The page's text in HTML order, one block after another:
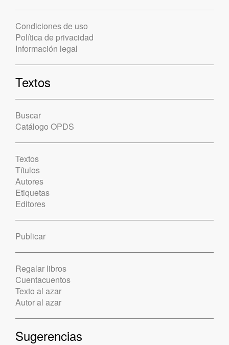
Condiciones de uso
Política de privacidad
Información legal
Textos
Buscar
Catálogo OPDS
Textos
Títulos
Autores
Etiquetas
Editores
Publicar
Regalar libros
Cuentacuentos
Texto al azar
Autor al azar
Sugerencias